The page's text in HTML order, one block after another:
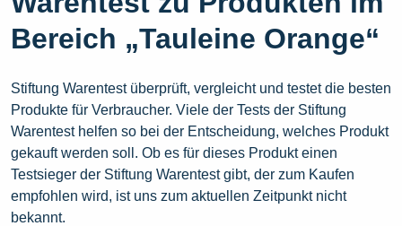
Bereich „Tauleine Orange“
Stiftung Warentest überprüft, vergleicht und testet die besten
Produkte für Verbraucher. Viele der Tests der Stiftung
Warentest helfen so bei der Entscheidung, welches Produkt
gekauft werden soll. Ob es für dieses Produkt einen
Testsieger der Stiftung Warentest gibt, der zum Kaufen
empfohlen wird, ist uns zum aktuellen Zeitpunkt nicht
bekannt.